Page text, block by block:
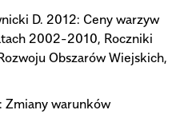
D. 2012: Ceny warzyw
2002-2010, Roczniki
Obszarów Wiejskich,
Zmiany warunków